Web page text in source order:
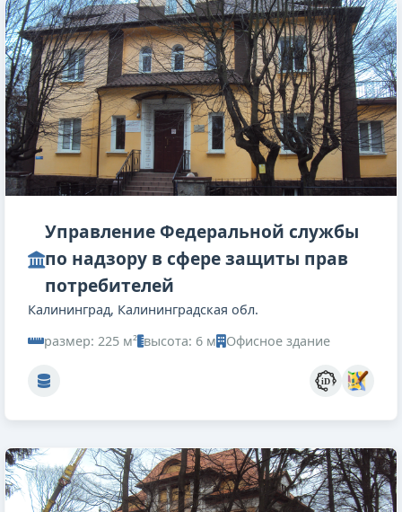
Управление Федеральной службы
по надзору в сфере защиты прав
потребителей
Калининград, Калининградская обл.
размер: 225 м² высота: 6 м Офисное здание